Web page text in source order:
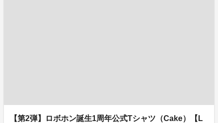
【第2弾】ロボホン誕生1周年公式Tシャツ（Cake）【L